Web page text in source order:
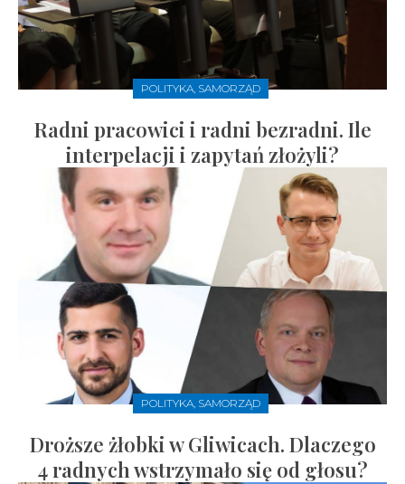
POLITYKA, SAMORZĄD
Radni pracowici i radni bezradni. Ile
interpelacji i zapytań złożyli?
POLITYKA, SAMORZĄD
Droższe żłobki w Gliwicach. Dlaczego
4 radnych wstrzymało się od głosu?